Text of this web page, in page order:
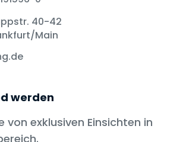
40-42
Main
werden
von exklusiven Einsichten in